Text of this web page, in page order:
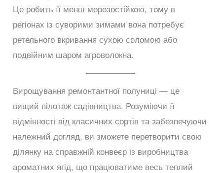
Це робить її менш морозостійкою, тому в
регіонах із суворими зимами вона потребує
ретельного вкривання сухою соломою або
подвійним шаром агроволокна.
Вирощування ремонтантної полуниці — це
вищий пілотаж садівництва. Розуміючи її
відмінності від класичних сортів та забезпечуючи
належний догляд, ви зможете перетворити свою
ділянку на справжній конвеєр із виробництва
ароматних ягід, що працюватиме весь теплий